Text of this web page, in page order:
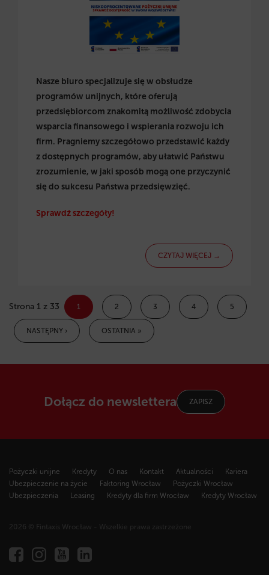
Nasze biuro specjalizuje się w obsłudze
programów unijnych, które oferują
przedsiębiorcom znakomitą możliwość zdobycia
wsparcia finansowego i wspierania rozwoju ich
firm. Pragniemy szczegółowo przedstawić każdy
z dostępnych programów, aby ułatwić Państwu
zrozumienie, w jaki sposób mogą one przyczynić
się do sukcesu Państwa przedsięwzięć.
Sprawdź szczegóły!
CZYTAJ WIĘCEJ →
Strona 1 z 33 1 2 3 4 5
NASTĘPNY › OSTATNIA »
Dołącz do newslettera ZAPISZ
Pożyczki unijne Kredyty O nas Kontakt Aktualności
Kariera
Ubezpieczenie na życie
Faktoring Wrocław
Pożyczki Wrocław
Ubezpieczenia
Leasing Kredyty dla firm Wrocław Kredyty Wrocław
2026 © Fintaxis Wrocław - Wszelkie prawa zastrzeżone